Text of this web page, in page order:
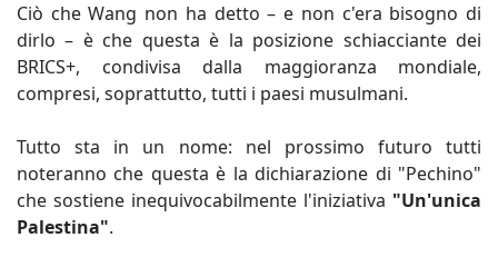
Ciò che Wang non ha detto – e non c'era bisogno di
dirlo – è che questa è la posizione schiacciante dei
BRICS+, condivisa dalla maggioranza mondiale,
compresi, soprattutto, tutti i paesi musulmani.
Tutto sta in un nome: nel prossimo futuro tutti
noteranno che questa è la dichiarazione di "Pechino"
che sostiene inequivocabilmente l'iniziativa "Un'unica
Palestina".